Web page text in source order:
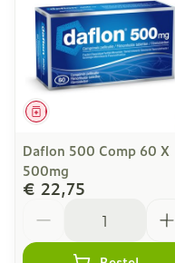
Geneesmiddel
Daflon 500 Comp 60 X
500mg
€ 22,75